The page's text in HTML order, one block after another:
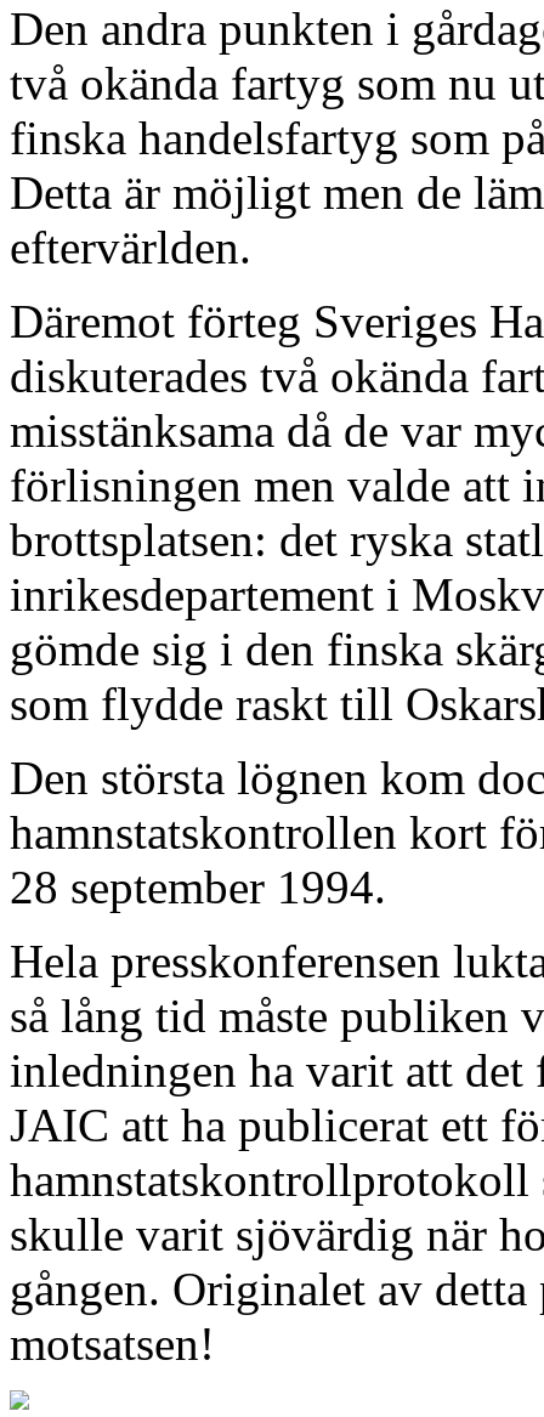
Den andra punkten i
två okända fartyg som nu
finska handelsfartyg som
Detta är möjligt men de
eftervärlden.
Däremot förteg Sveriges
diskuterades två okända
misstänksama då de var
förlisningen men valde att
brottsplatsen: det ryska
inrikesdepartement i
gömde sig i den finska
som flydde raskt till
Den största lögnen kom
hamnstatskontrollen kort
28 september 1994.
Hela presskonferensen
så lång tid måste publiken
inledningen ha varit att
JAIC att ha publicerat ett
hamnstatskontrollprotokoll
skulle varit sjövärdig när
gången. Originalet av
motsatsen!